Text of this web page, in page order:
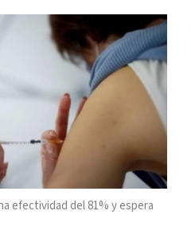
efectividad del 81% y espera